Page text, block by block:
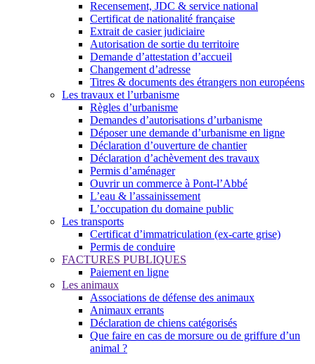
Recensement, JDC & service national
Certificat de nationalité française
Extrait de casier judiciaire
Autorisation de sortie du territoire
Demande d’attestation d’accueil
Changement d’adresse
Titres & documents des étrangers non européens
Les travaux et l’urbanisme
Règles d’urbanisme
Demandes d’autorisations d’urbanisme
Déposer une demande d’urbanisme en ligne
Déclaration d’ouverture de chantier
Déclaration d’achèvement des travaux
Permis d’aménager
Ouvrir un commerce à Pont-l’Abbé
L’eau & l’assainissement
L’occupation du domaine public
Les transports
Certificat d’immatriculation (ex-carte grise)
Permis de conduire
FACTURES PUBLIQUES
Paiement en ligne
Les animaux
Associations de défense des animaux
Animaux errants
Déclaration de chiens catégorisés
Que faire en cas de morsure ou de griffure d’un
animal ?